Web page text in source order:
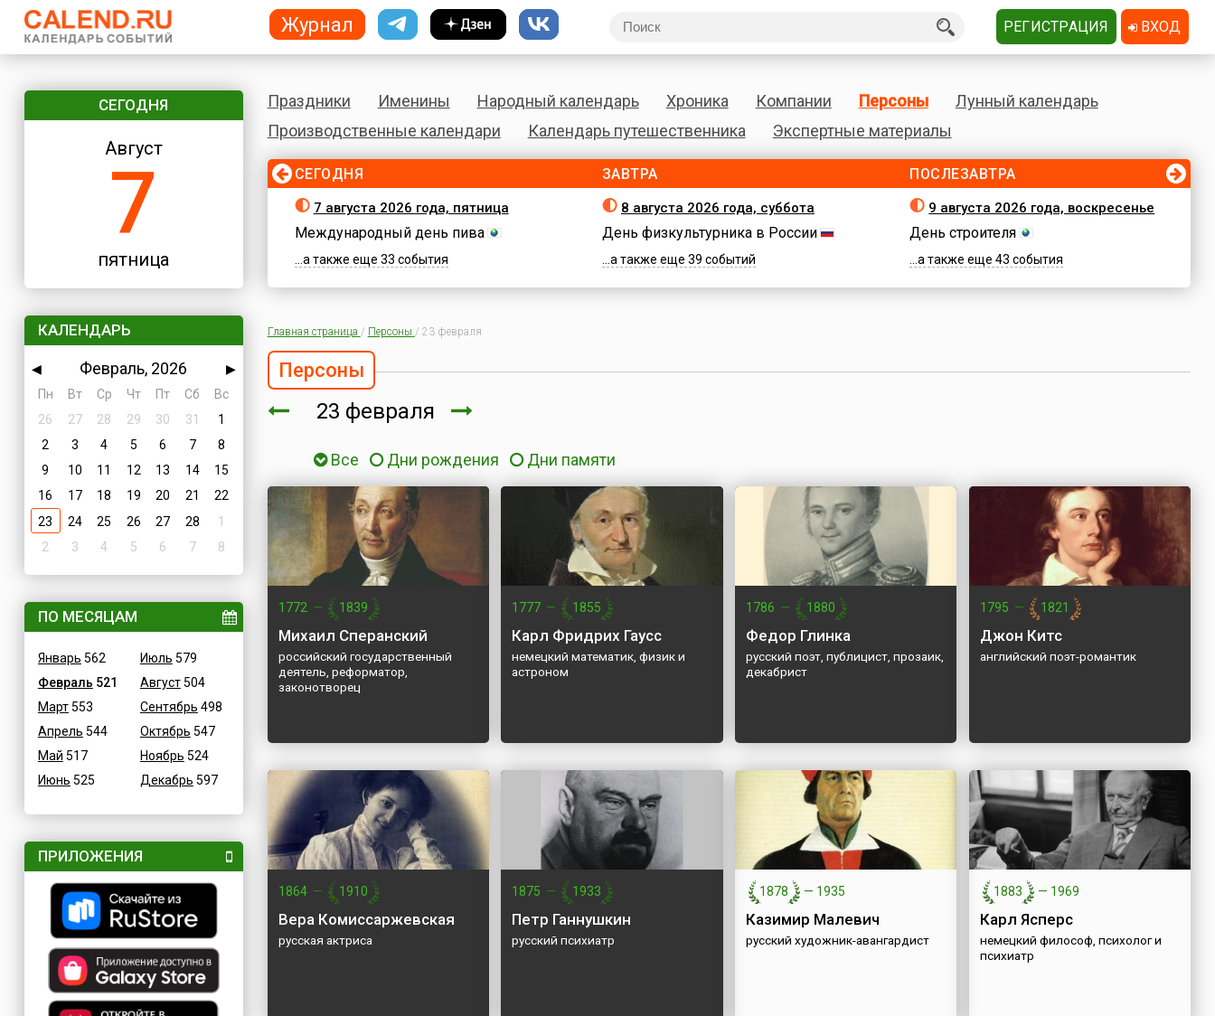
СЕГОДНЯ
Август
7
пятница
КАЛЕНДАРЬ
◀ Февраль, 2026
▶
Пн
Вт Ср Чт Пт Сб
Вс
26
27 28 29 30 31
1
2
3 4 5 6 7
8
9
10 11 12 13 14
15
16
17 18 19 20 21
22
23
24 25 26 27 28
1
2
3 4 5 6 7 8
ПО МЕСЯЦАМ
Январь 562
Февраль 521
Март553
Апрель 544
Май 517
Июнь 525
Июль 579
Август504
Сентябрь 498
Октябрь 547
Ноябрь 524
Декабрь 597
ПРИЛОЖЕНИЯ
Праздники Именины Народный календарь Хроника Компании Персоны
Лунный календарь
Производственные календари
Календарь путешественника Экспертные материалы
СЕГОДНЯ
7 августа 2026 года, пятница
Международный день пива
...а также еще 33 события
ЗАВТРА
8 августа 2026 года, суббота
День физкультурника в России
...а также еще 39 событий
ПОСЛЕЗАВТРА
9 августа 2026 года, воскресенье
День строителя
...а также еще 43 события
Главная страница / Персоны / 23 февраля
Персоны
23 февраля
Все Дни рождения Дни памяти
1772 — 1839
Михаил Сперанский
российский государственный
деятель, реформатор,
законотворец
1777 — 1855
Карл Фридрих Гаусс
немецкий математик, физик и
астроном
1786 — 1880
Федор Глинка
русский поэт, публицист, прозаик,
декабрист
1795 — 1821
Джон Китс
английский поэт-романтик
1864 — 1910
Вера Комиссаржевская
русская актриса
1875 — 1933
Петр Ганнушкин
русский психиатр
1878 — 1935
Казимир Малевич
русский художник-авангардист
1883 — 1969
Карл Ясперс
немецкий философ, психолог и
психиатр
Журнал РЕГИСТРАЦИЯ ВХОД